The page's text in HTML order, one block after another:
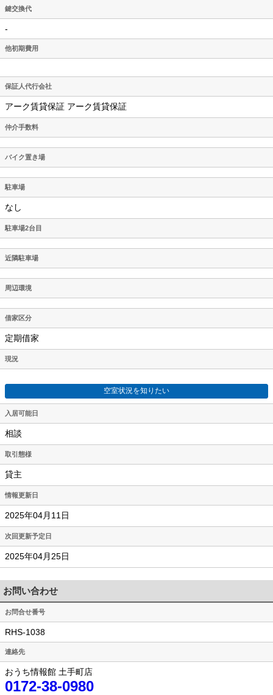
鍵交換代
-
他初期費用
保証人代行会社
アーク賃貸保証 アーク賃貸保証
仲介手数料
バイク置き場
駐車場
なし
駐車場2台目
近隣駐車場
周辺環境
借家区分
定期借家
現況
空室状況を知りたい
入居可能日
相談
取引態様
貸主
情報更新日
2025年04月11日
次回更新予定日
2025年04月25日
お問い合わせ
お問合せ番号
RHS-1038
連絡先
おうち情報館 土手町店
0172-38-0980